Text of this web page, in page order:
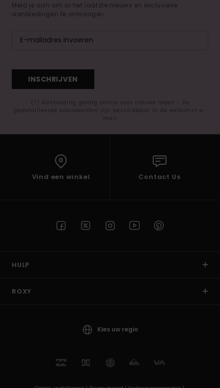
Meld je aan om al het laatste nieuws en exclusieve
aanbiedingen te ontvangen.
INSCHRIJVEN
(*) Aanbieding geldig online voor nieuwe leden - De
gedetailleerde voorwaarden zijn beschikbaar in de welkomst e-
mail
Vind een winkel Contact Us
HULP
ROXY
Kies uw regio